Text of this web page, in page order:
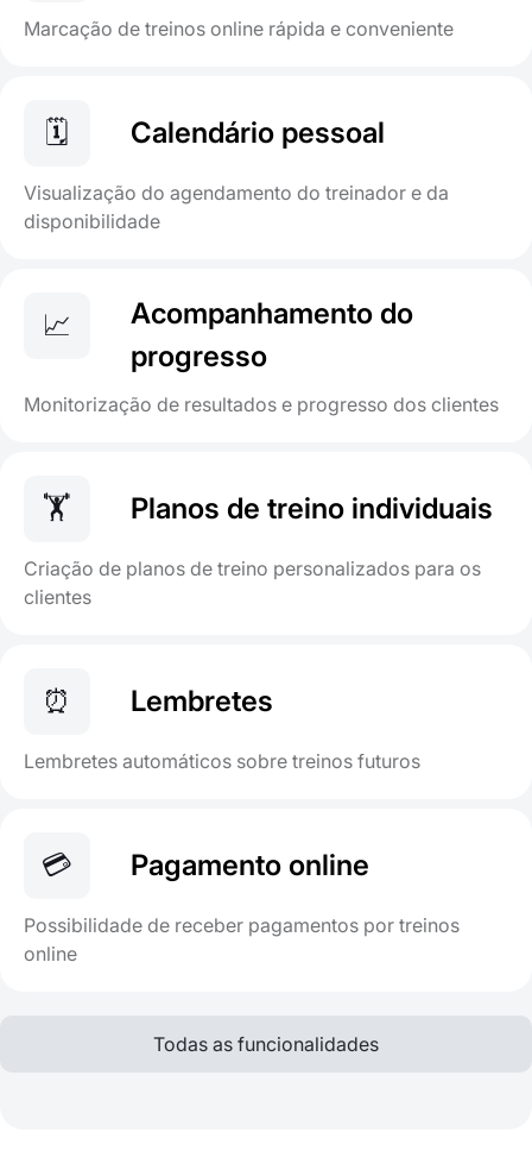
Marcação de treinos online rápida e conveniente
🗓️ Calendário pessoal
Visualização do agendamento do treinador e da
disponibilidade
📈
Acompanhamento do
progresso
Monitorização de resultados e progresso dos clientes
🏋️ Planos de treino individuais
Criação de planos de treino personalizados para os
clientes
⏰ Lembretes
Lembretes automáticos sobre treinos futuros
💳 Pagamento online
Possibilidade de receber pagamentos por treinos
online
Todas as funcionalidades